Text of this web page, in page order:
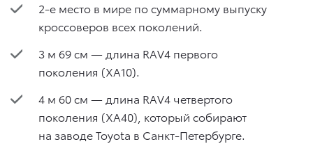
2-е место в мире по суммарному выпуску
кроссоверов всех поколений.
3 м 69 см — длина RAV4 первого
поколения (XA10).
4 м 60 см — длина RAV4 четвертого
поколения (ХА40), который собирают
на заводе Toyota в Санкт-Петербурге.